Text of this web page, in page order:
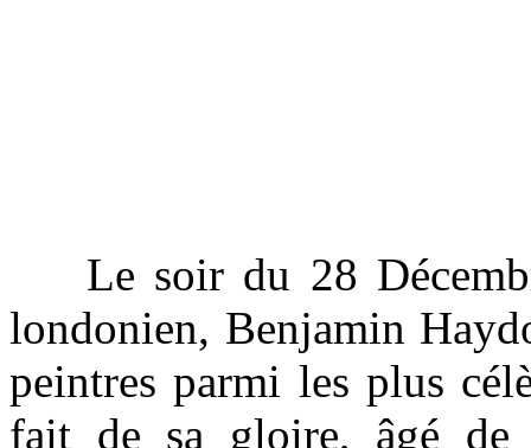
Le soir du 28
londonien, Benjamin
peintres parmi les plus
fait de sa gloire, âgé de